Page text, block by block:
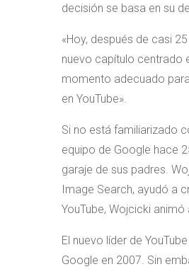
decisión se basa en su
«Hoy, después de casi
nuevo capítulo centrado
momento adecuado
en YouTube».
Si no está familiarizado
equipo de Google hace
garaje de sus padres.
Image Search, ayudó a
YouTube, Wojcicki
El nuevo líder de
Google en 2007. Sin